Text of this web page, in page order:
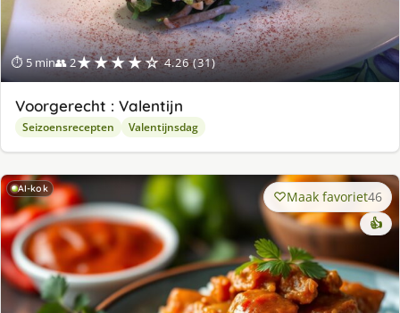
⏱ 5 min👥 2★★★★☆ 4.26 (31)
Voorgerecht : Valentijn
Seizoensrecepten Valentijnsdag
AI-kok Maak favoriet46
👍